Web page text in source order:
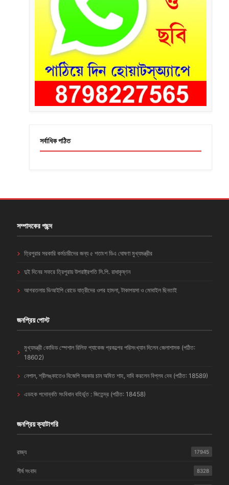
সর্বাধিক পঠিত
সম্পাদকের পছন্দ
ত্রিপুরার সরকারি কর্মচারীদের জন্য ৫ শতাংশ ডিএ ঘোষণা মুখ্যমন্ত্রীর
দুই দিনের সফরে ত্রিপুরায় উপরাষ্ট্রপতি সি.পি. রাধাকৃষ্ণন
আগরতলায় ভিআইপি রোডে যাত্রীদের ওপর হামলা, টাকাপয়সা ও মোবাইল ছিনতাই
জনপ্রিয় পোস্ট
মুখ্যমন্ত্রী কোভিড স্পেশাল রিলিফ প্যাকেজ প্রকল্পের পরিসংখ্যান দিলেন জেলাশাসক (পঠিত:
18602)
নেপাল, শ্রীলঙ্কাতেও বিজেপি সরকার চান অমিত শাহ, দাবি করলেন বিপ্লব দেব (পঠিত: 18589)
এডহক পদোন্নতি সংবিধান বহির্ভূত : জিতেন্দ্র (পঠিত: 18458)
জনপ্রিয় ক্যাটাগরি
রাজ্য 17945
শীর্ষ সংবাদ 8328